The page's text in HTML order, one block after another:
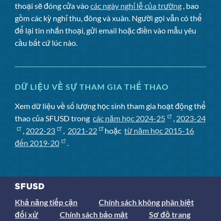
thoại sẽ đóng cửa vàocác ngày nghỉ lễ của trường , bao
gồm các kỳ nghỉ thu, đông và xuân. Người gọi vẫn có thể
để lại tin nhắn thoại, gửi email hoặc điền vào mẫu yêu
cầu bất cứ lúc nào.
DỮ LIỆU VỀ SỰ THAM GIA THỂ THAO
Xem dữ liệu về số lượng học sinh tham gia hoạt động thể
thao của SFUSD trong các năm học 2024-25 , 2023-24
, 2022-23 , 2021-22 hoặctừ năm học 2015-16
đến 2019-20
.
Khả năng tiếp cận
Chính sách không phân biệt
đối xử
Chính sách bảo mật
Sơ đồ trang